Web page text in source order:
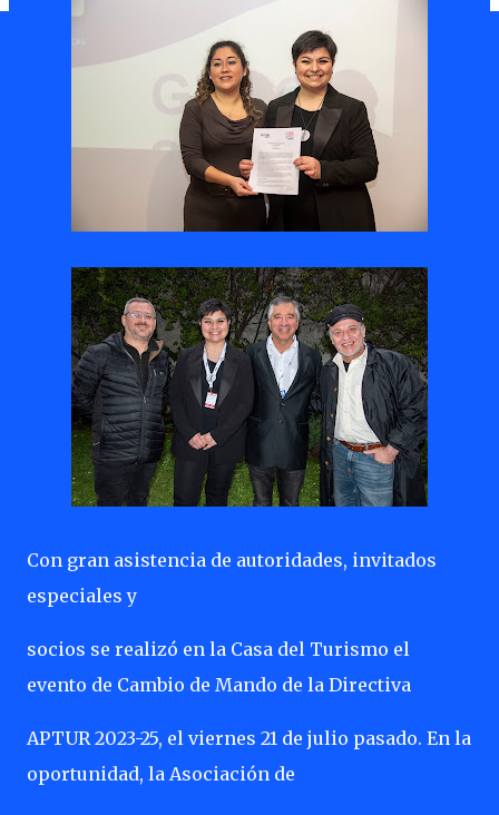
Con gran asistencia de autoridades, invitados
especiales y
socios se realizó en la Casa del Turismo el
evento de Cambio de Mando de la Directiva
APTUR 2023-25, el viernes 21 de julio pasado. En la
oportunidad, la Asociación de